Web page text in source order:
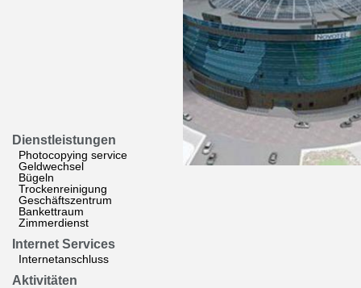
Dienstleistungen
Photocopying service
Geldwechsel
Bügeln
Trockenreinigung
Geschäftszentrum
Bankettraum
Zimmerdienst
Internet Services
Internetanschluss
Aktivitäten